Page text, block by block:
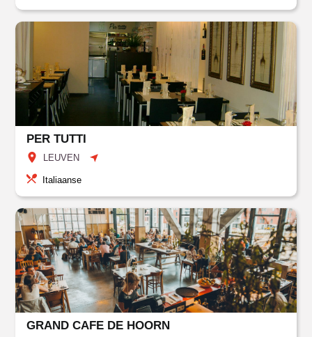
PER TUTTI
LEUVEN
Italiaanse
GRAND CAFE DE HOORN